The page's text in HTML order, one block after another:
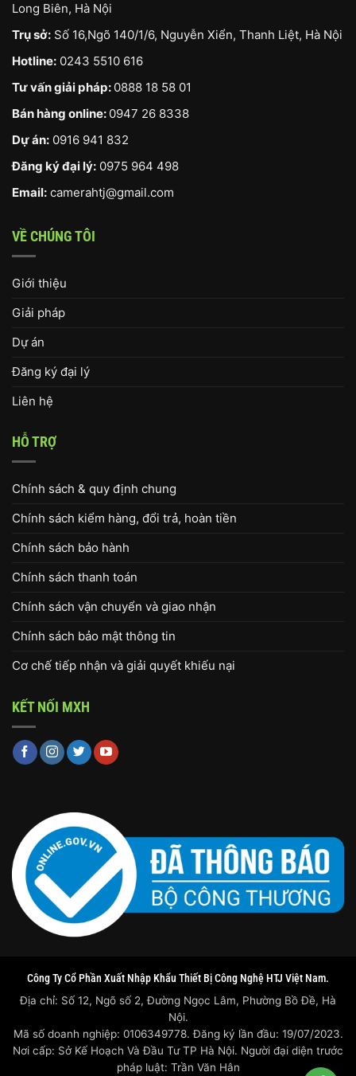
Long Biên, Hà Nội
Trụ sở: Số 16,Ngõ 140/1/6, Nguyễn Xiển, Thanh Liệt, Hà Nội
Hotline: 0243 5510 616
Tư vấn giải pháp: 0888 18 58 01
Bán hàng online: 0947 26 8338
Dự án: 0916 941 832
Đăng ký đại lý: 0975 964 498
Email: camerahtj@gmail.com
VỀ CHÚNG TÔI
Giới thiệu
Giải pháp
Dự án
Đăng ký đại lý
Liên hệ
HỖ TRỢ
Chính sách & quy định chung
Chính sách kiểm hàng, đổi trả, hoàn tiền
Chính sách bảo hành
Chính sách thanh toán
Chính sách vận chuyển và giao nhận
Chính sách bảo mật thông tin
Cơ chế tiếp nhận và giải quyết khiếu nại
KẾT NỐI MXH
Công Ty Cổ Phần Xuất Nhập Khẩu Thiết Bị Công Nghệ HTJ Việt Nam.
Địa chỉ: Số 12, Ngõ số 2, Đường Ngọc Lâm, Phường Bồ Đề, Hà
Nội.
Mã số doanh nghiệp: 0106349778. Đăng ký lần đầu: 19/07/2023.
Nơi cấp: Sở Kế Hoạch Và Đầu Tư TP Hà Nội. Người đại diện trước
pháp luật: Trần Văn Hân